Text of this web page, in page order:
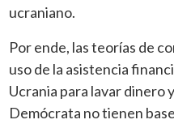
ucraniano.
Por ende, las teorías de
uso de la asistencia
Ucrania para lavar dinero
Demócrata no tienen